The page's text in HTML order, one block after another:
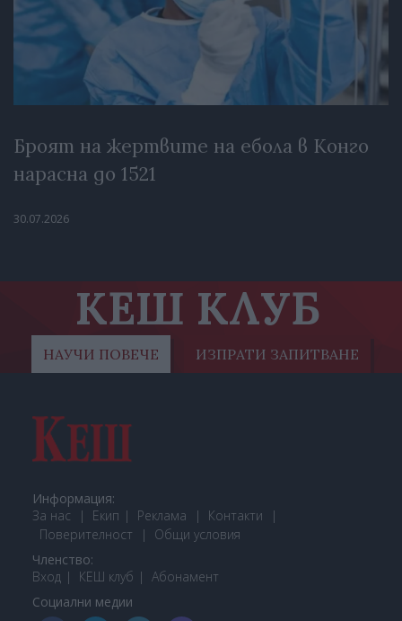
Броят на жертвите на ебола в Конго
нарасна до 1521
30.07.2026
КЕШ КЛУБ
НАУЧИ ПОВЕЧЕ ИЗПРАТИ ЗАПИТВАНЕ
Информация:
За нас
Екип Реклама
Контакти
Поверителност
Общи условия
Членство:
Вход
КЕШ клуб Абонамент
Социални медии